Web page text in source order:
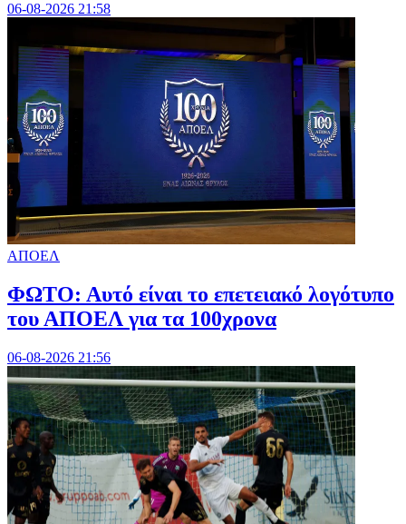
06-08-2026 21:58
ΑΠΟΕΛ
ΦΩΤΟ: Αυτό είναι το επετειακό λογότυπο
του ΑΠΟΕΛ για τα 100χρονα
06-08-2026 21:56